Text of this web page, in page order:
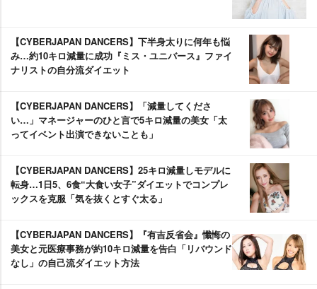
【CYBERJAPAN DANCERS】下半身太りに何年も悩
み…約10キロ減量に成功『ミス・ユニバース』ファイ
ナリストの自分流ダイエット
【CYBERJAPAN DANCERS】「減量してくださ
い…」マネージャーのひと言で5キロ減量の美女「太
ってイベント出演できないことも」
【CYBERJAPAN DANCERS】25キロ減量しモデルに
転身…1日5、6食“大食い女子”ダイエットでコンプレ
ックスを克服「気を抜くとすぐ太る」
【CYBERJAPAN DANCERS】『有吉反省会』懺悔の
美女と元医療事務が約10キロ減量を告白「リバウンド
なし」の自己流ダイエット方法